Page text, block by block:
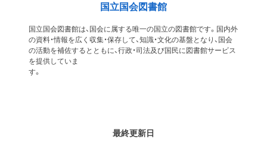
国立国会図書館
国立国会図書館は、国会に属する唯一の国立の図書館です。国内外
の資料・情報を広く収集・保存して、知識・文化の基盤となり、国会
の活動を補佐するとともに、行政・司法及び国民に図書館サービス
を提供していま
す
最終更新日